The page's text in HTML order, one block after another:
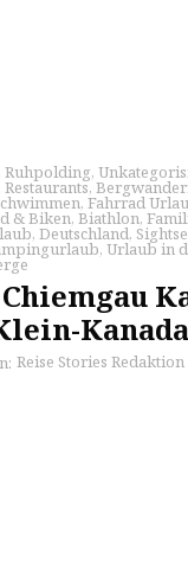
Ruhpolding,
Restaurants,
, Fahrrad
& Biken, Biathlon,
, Deutschland,
, Urlaub in
Reise Stories Redaktion